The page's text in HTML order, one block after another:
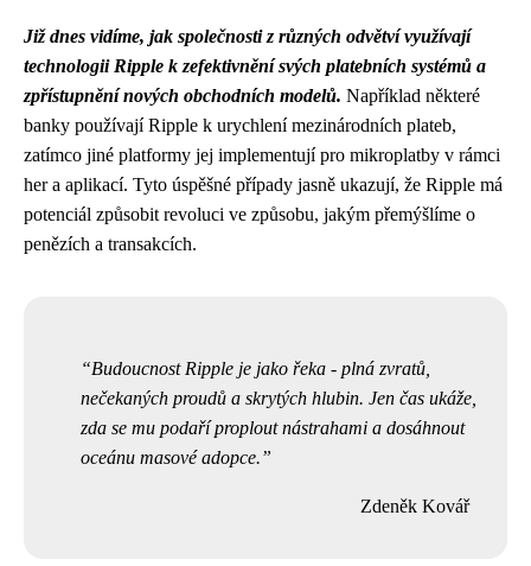
Již dnes vidíme, jak společnosti z různých odvětví využívají
technologii Ripple k zefektivnění svých platebních systémů a
zpřístupnění nových obchodních modelů. Například některé
banky používají Ripple k urychlení mezinárodních plateb,
zatímco jiné platformy jej implementují pro mikroplatby v rámci
her a aplikací. Tyto úspěšné případy jasně ukazují, že Ripple má
potenciál způsobit revoluci ve způsobu, jakým přemýšlíme o
penězích a transakcích.
Budoucnost Ripple je jako řeka - plná zvratů,
nečekaných proudů a skrytých hlubin. Jen čas ukáže,
zda se mu podaří proplout nástrahami a dosáhnout
oceánu masové adopce.
Zdeněk Kovář